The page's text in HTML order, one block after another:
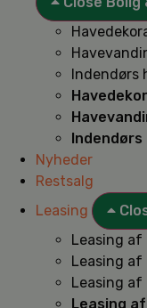
Indendørs
Nyheder
Restsalg
Leasing
Leasing
Leasing af
Leasing
Leasing